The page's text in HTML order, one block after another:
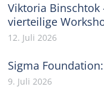
Viktoria Binschtok
vierteilige
12. Juli 2026
Sigma
9. Juli 2026